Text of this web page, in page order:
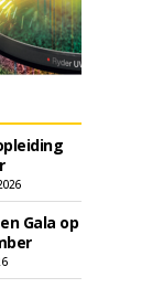
Gala op